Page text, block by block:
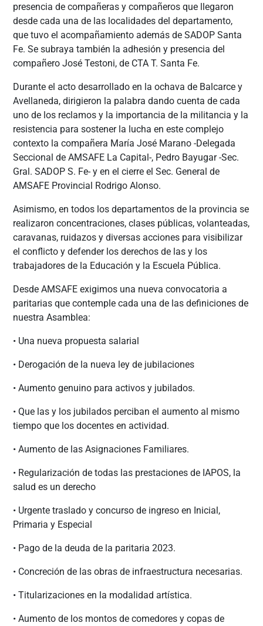
presencia de compañeras y compañeros que llegaron
desde cada una de las localidades del departamento,
que tuvo el acompañamiento además de SADOP Santa
Fe. Se subraya también la adhesión y presencia del
compañero José Testoni, de CTA T. Santa Fe.
Durante el acto desarrollado en la ochava de Balcarce y
Avellaneda, dirigieron la palabra dando cuenta de cada
uno de los reclamos y la importancia de la militancia y la
resistencia para sostener la lucha en este complejo
contexto la compañera María José Marano -Delegada
Seccional de AMSAFE La Capital-, Pedro Bayugar -Sec.
Gral. SADOP S. Fe- y en el cierre el Sec. General de
AMSAFE Provincial Rodrigo Alonso.
Asimismo, en todos los departamentos de la provincia se
realizaron concentraciones, clases públicas, volanteadas,
caravanas, ruidazos y diversas acciones para visibilizar
el conflicto y defender los derechos de las y los
trabajadores de la Educación y la Escuela Pública.
Desde AMSAFE exigimos una nueva convocatoria a
paritarias que contemple cada una de las definiciones de
nuestra Asamblea:
• Una nueva propuesta salarial
• Derogación de la nueva ley de jubilaciones
• Aumento genuino para activos y jubilados.
• Que las y los jubilados perciban el aumento al mismo
tiempo que los docentes en actividad.
• Aumento de las Asignaciones Familiares.
• Regularización de todas las prestaciones de IAPOS, la
salud es un derecho
• Urgente traslado y concurso de ingreso en Inicial,
Primaria y Especial
• Pago de la deuda de la paritaria 2023.
• Concreción de las obras de infraestructura necesarias.
• Titularizaciones en la modalidad artística.
• Aumento de los montos de comedores y copas de